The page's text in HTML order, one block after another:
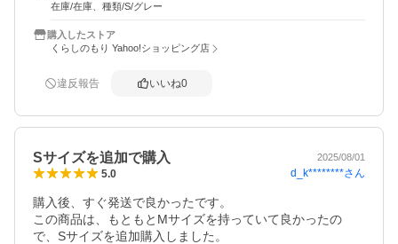
在庫/在庫、種類/S/グレー
購入したストア
くらしのもり Yahoo!ショッピング店
違反報告 いいね0
Sサイズを追加で購入 2025/08/01
5.0 d_k********さん
購入後、すぐ発送で良かったです。
この商品は、もともとMサイズを持っていて良かったの
で、Sサイズを追加購入しました。